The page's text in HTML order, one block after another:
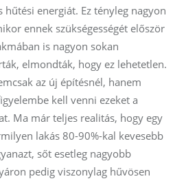
energiát. Ez tényleg nagyon
ennek szükségességét először
is nagyon sokan
elmondták, hogy ez lehetetlen.
az új építésnél, hanem
kell venni ezeket a
Ma már teljes realitás, hogy egy
lakás 80-90%-kal kevesebb
sőt esetleg nagyobb
pedig viszonylag hűvösen